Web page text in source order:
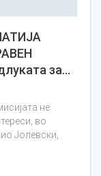
за…
не
во
Јолевски,